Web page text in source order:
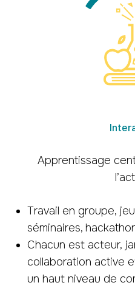
Apprentissage
Travail en groupe,
séminaires,
Chacun est acteur,
collaboration active
un haut niveau de